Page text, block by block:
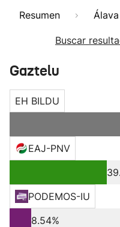
Resumen Álava
Buscar
Gaztelu
EH BILDU
EAJ-PNV
PODEMOS-IU
8.54%